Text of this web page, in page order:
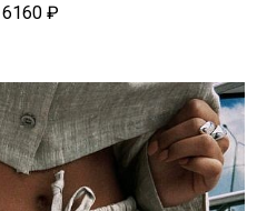
6160₽